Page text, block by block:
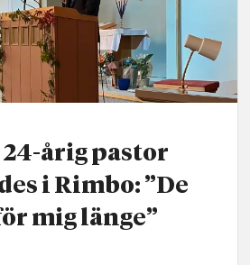
årig pastor
i Rimbo: ”De
mig länge”